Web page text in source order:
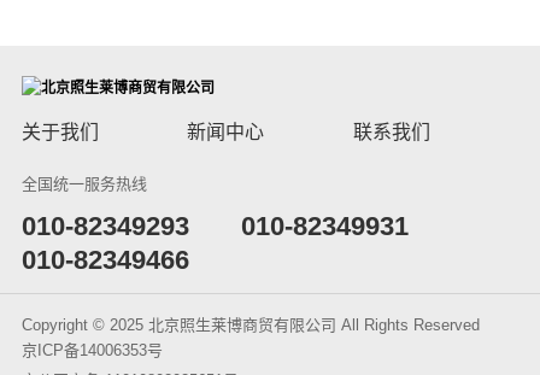
关于我们 新闻中心 联系我们
全国统一服务热线
​010-82349293
010-82349931
010-82349466
Copyright © 2025 北京照生莱博商贸有限公司 All Rights Reserved
京ICP备14006353号